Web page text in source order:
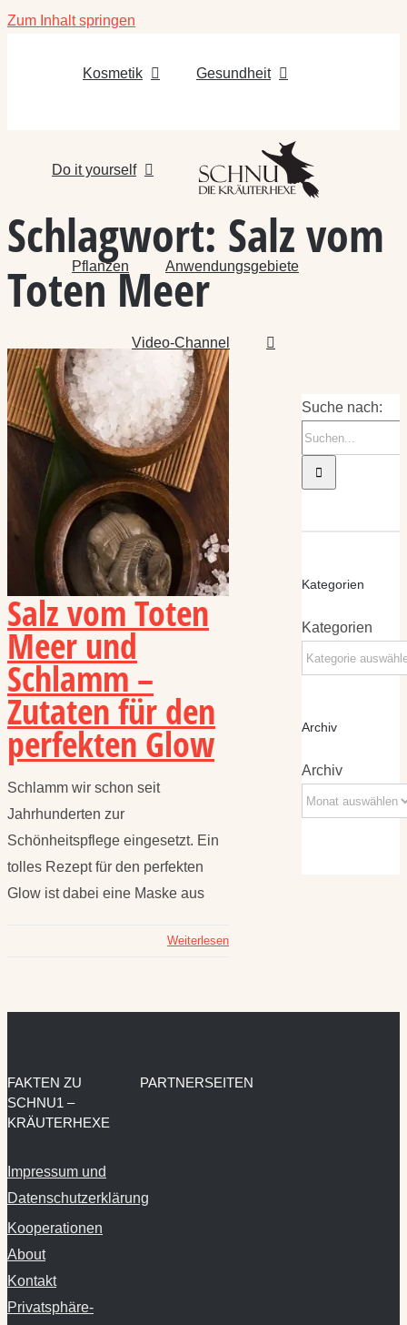
Zum Inhalt springen
Kosmetik Gesundheit
Do it yourself
Pflanzen Anwendungsgebiete
Video-Channel
Schlagwort: Salz vom
Toten Meer
Salz vom Toten
Meer und
Schlamm –
Zutaten für den
perfekten Glow
Schlamm wir schon seit
Jahrhunderten zur
Schönheitspflege eingesetzt. Ein
tolles Rezept für den perfekten
Glow ist dabei eine Maske aus
Weiterlesen
Suche nach:
Kategorien
Kategorien
Archiv
Archiv
FAKTEN ZU
SCHNU1 –
KRÄUTERHEXE
Impressum und
Datenschutzerklärung
Kooperationen
About
Kontakt
Privatsphäre-
PARTNERSEITEN